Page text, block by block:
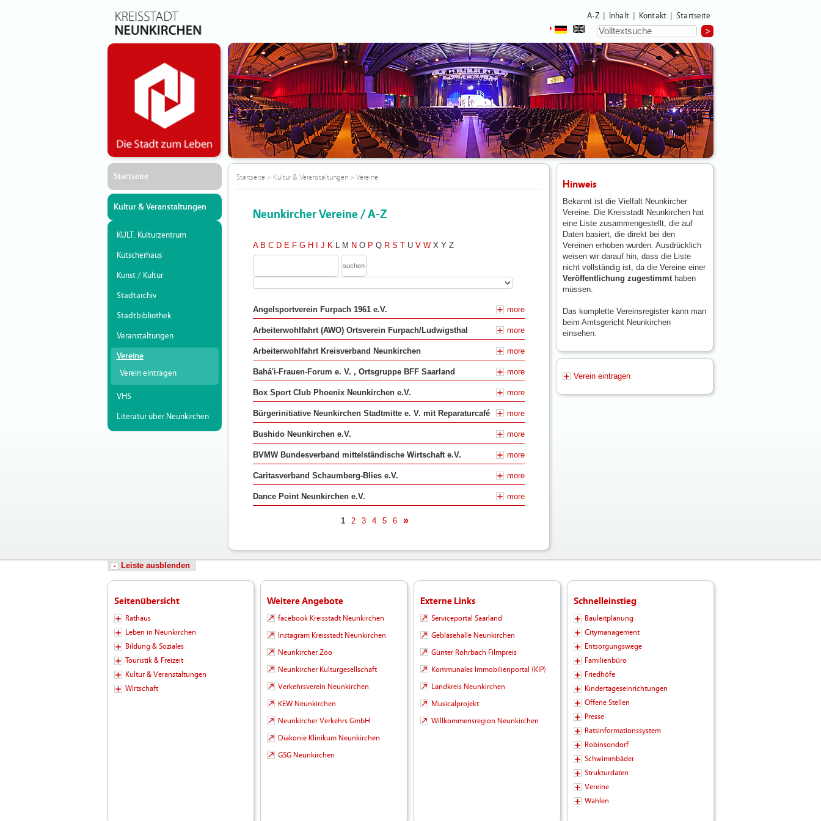
A-Z Inhalt Kontakt Startseite
Startseite
Kultur & Veranstaltungen
KULT. Kulturzentrum
Kutscherhaus
Kunst / Kultur
Stadtarchiv
Stadtbibliothek
Veranstaltungen
Vereine
Verein eintragen
VHS
Literatur über Neunkirchen
Startseite> Kultur & Veranstaltungen> Vereine
Neunkircher Vereine / A-Z
A B C D E F G H J K L M N O P Q R S T U V W X Y Z
Angelsportverein Furpach 1961 e.V. more
Arbeiterwohlfahrt (AWO) Ortsverein Furpach/Ludwigsthal more
Arbeiterwohlfahrt Kreisverband Neunkirchen more
Bahá'i-Frauen-Forum e. V. , Ortsgruppe BFF Saarland more
Box Sport Club Phoenix Neunkirchen e.V. more
Bürgerinitiative Neunkirchen Stadtmitte e. V. mit Reparaturcafé more
Bushido Neunkirchen e.V. more
BVMW Bundesverband mittelständische Wirtschaft e.V. more
Caritasverband Schaumberg-Blies e.V. more
Dance Point Neunkirchen e.V. more
1 2 3 4 5 6 nächste
Hinweis
Bekannt ist die Vielfalt Neunkircher
Vereine. Die Kreisstadt Neunkirchen hat
eine Liste zusammengestellt, die auf
Daten basiert, die direkt bei den
Vereinen erhoben wurden. Ausdrücklich
weisen wir darauf hin, dass die Liste
nicht vollständig ist, da die Vereine einer
Veröffentlichung zugestimmthaben
müssen.
Das komplette Vereinsregister kann man
beim Amtsgericht Neunkirchen
einsehen.
Verein eintragen
Leiste ausblenden
Seitenübersicht
Rathaus
Leben in Neunkirchen
Bildung & Soziales
Touristik & Freizeit
Kultur & Veranstaltungen
Wirtschaft
Weitere Angebote
facebook Kreisstadt Neunkirchen
Instagram Kreisstadt Neunkirchen
Neunkircher Zoo
Neunkircher Kulturgesellschaft
Verkehrsverein Neunkirchen
KEW Neunkirchen
Neunkircher Verkehrs GmbH
Diakonie Klinikum Neunkirchen
GSG Neunkirchen
Externe Links
Serviceportal Saarland
Gebläsehalle Neunkirchen
Günter Rohrbach Filmpreis
Kommunales Immobilienportal (KIP)
Landkreis Neunkirchen
Musicalprojekt
Willkommensregion Neunkirchen
Schnelleinstieg
Bauleitplanung
Citymanagement
Entsorgungswege
Familienbüro
Friedhöfe
Kindertageseinrichtungen
Offene Stellen
Presse
Ratsinformationssystem
Robinsondorf
Schwimmbäder
Strukturdaten
Vereine
Wahlen